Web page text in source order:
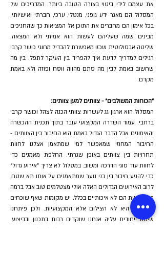
את עצמם לידי ביטוי בצורה הטובה ביותר. המדריכים של
המסלול הם מאגר ידע גופני, מנטלי, ערכי, חברתי ואישיותי.
בכל אימון הם מחברים את התוכן אל המציאות כך שהחניכים
מבינים שמה שעליהם לעשות הוא אמיתי ולא המצאה.
שליטה אבסולוטית שכזו מאפשרת להבדיל מחוגי כושר קרבי
רגילים למדריך לדעת איך להפריד בין העיקר לתפל. בין מה
שחשוב באמת לבין מה סתם מהווה ווסח ופוזה ולא באמת
מקדם.
"הכוחות המשולבים" - צוותים למען צוותים:
המסלול הוא ארגון גג לעשרות צוותי הכנה לצהל וכושר קרבי
ברחבי. עמוד השדרה המקצועי עובר בתוך תכנית ההכשרה
והאימונים אבל הדבר הגדול באמת הוא החיבור בין הצוותים -
החיבור המחוזי שמאפשר למי שמתאמן אצלנו לחוות
תחרויות בין צוותים באופן שגרתי. החלפת מאמנים כדי
לחוות עוד סוגי הדרכה ומשוב. במסלול לא צריך "אירוע גדול"
כדי להניע חיבור בין בני נוער שמתאמנים על אותו תא שטח,
לרוב האירועים הגדולים האלה אולי מצטלמים טוב אבל ברמה
המקצועית הם לא איכותיים בכלל, יש מקומות שאף שוכחים
שהמהות היא לא הצילום אלא המקצועיות. ולכן פיתחנו
שיטה ייחודית עליה אנחנו שוקדים רבות בתכנון ובביצוע.
אנחנו בונים את הצוותים כך שהם יוכלו לפעול בתחרויות